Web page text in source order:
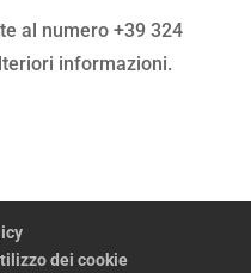
al numero +39 324
informazioni.
dei cookie